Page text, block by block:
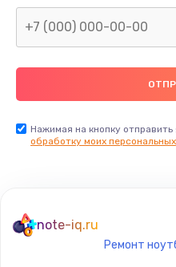
Нажимая на кнопку
обработку моих
note-iq.ru
Ремонт